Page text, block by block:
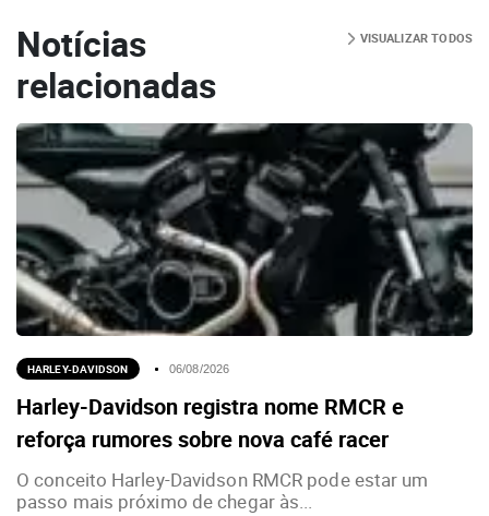
Notícias
relacionadas
VISUALIZAR TODOS
HARLEY-DAVIDSON 06/08/2026
Harley-Davidson registra nome RMCR e
reforça rumores sobre nova café racer
O conceito Harley-Davidson RMCR pode estar um
passo mais próximo de chegar às...